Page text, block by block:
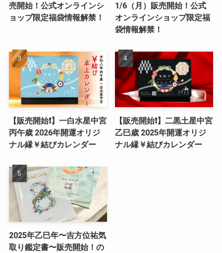
売開始！公式オンラインシ
ョップ限定福袋情報解禁！
1/6（月）販売開始！公式
オンラインショップ限定福
袋情報解禁！
【販売開始❗️】一白水星中宮
丙午歳 2026年開運オリジ
ナル縁￥結びカレンダー
【販売開始❗️】二黒土星中宮
乙巳歳 2025年開運オリジ
ナル縁￥結びカレンダー
2025年乙巳年〜吉方位祐気
取り鑑定書〜販売開始！の